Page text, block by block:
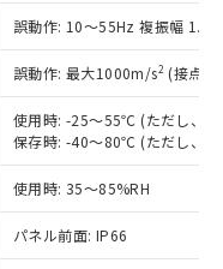
誤動作: 10～55Hz 複振幅
誤動作: 最大1000m/s2 (接点
使用時: -25～55℃ (ただし、氷
保存時: -40～80℃ (ただし、氷
使用時: 35～85%RH
パネル前面: IP66
での社内デー
のであり、閲
在庫および標
あることをご
準価格はお客
客様担当のオ
当社販売員に
や当社販売拠
以下、 カド
リ臭化ビフェニル
フェニルエーテル類
(2-エチルヘキシ
下、フタル酸ブチ
フタル酸ジブチル
ジイソブチル
制御機器に対する
は閾値を超える意
す。
：
、 Cd(カドミウ
ポリ臭化ビフェ
ジフェニルエーテ
ル)) : 1000ppm
いう）を輸出
場合は、日本
は役務取引許
要な手続きを
る場合は、完
に輸出されな
ます。
器、ミサイ
またはその他
装置等に一切
り
が在庫あり
庫状況につ
取引先、ま